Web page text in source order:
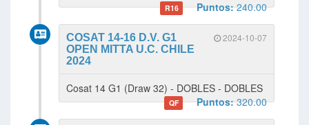
R16 Puntos:240.00
2024-10-07
COSAT 14-16 D.V. G1
OPEN MITTA U.C. CHILE
2024
Cosat 14 G1 (Draw 32) - DOBLES - DOBLES
QF Puntos:320.00